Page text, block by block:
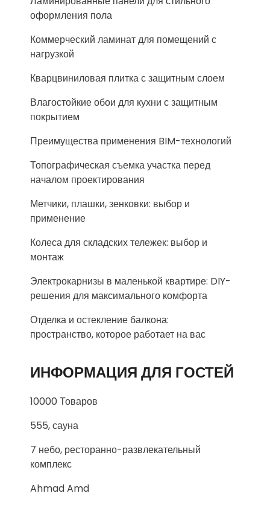
оформления пола
Коммерческий ламинат для помещений с
нагрузкой
Кварцвиниловая плитка с защитным слоем
Влагостойкие обои для кухни с защитным
покрытием
Преимущества применения BIM-технологий
Топографическая съемка участка перед
началом проектирования
Метчики, плашки, зенковки: выбор и
применение
Колеса для складских тележек: выбор и
монтаж
Электрокарнизы в маленькой квартире: DIY-
решения для максимального комфорта
Отделка и остекление балкона:
пространство, которое работает на вас
ИНФОРМАЦИЯ ДЛЯ ГОСТЕЙ
10000 Товаров
555, сауна
7 небо, ресторанно-развлекательный
комплекс
Ahmad Amd